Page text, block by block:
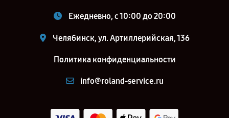
Ежедневно, с 10:00 до 20:00
Челябинск, ул. Артиллерийская, 136
Политика конфиденциальности
info@roland-service.ru